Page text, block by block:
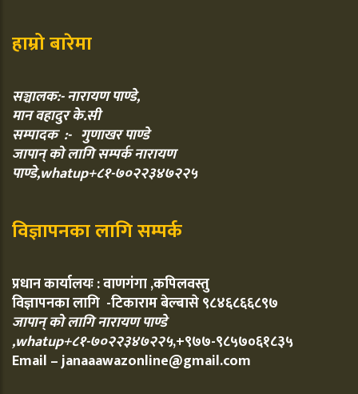
हाम्रो बारेमा
सञ्चालक:- नारायण पाण्डे,
मान वहादुर के.सी
सम्पादक :- गुणाखर पाण्डे
जापान् को लागि सम्पर्क नारायण
पाण्डे,whatup+८१-७०२२३४७२२५
विज्ञापनका लागि सम्पर्क
प्रधान कार्यालयः : वाणगंगा ,कपिलवस्तु
विज्ञापनका लागि -टिकाराम बेल्बासे ९८४६८६६८९७
जापान् को लागि नारायण पाण्डे
,whatup+८१-७०२२३४७२२५,+९७७-९८५७०६१८३५
Email – janaaawazonline@gmail.com